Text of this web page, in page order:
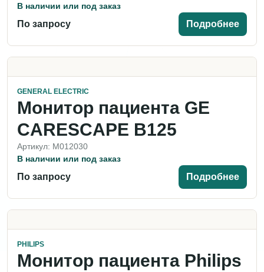
В наличии или под заказ
По запросу Подробнее
GENERAL ELECTRIC
Монитор пациента GE
CARESCAPE B125
Артикул: M012030
В наличии или под заказ
По запросу Подробнее
PHILIPS
Монитор пациента Philips